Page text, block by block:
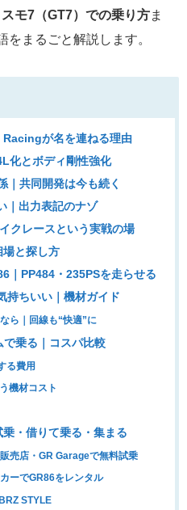
モ7（GT7）での乗り方ま
をまるごと解説します。
が名を連ねる理由
化とボディ剛性強化
｜共同開発は今も続く
｜出力表記のナゾ
クレースという実戦の場
場と探し方
｜PP484・235PSを走らせる
持ちいい｜機材ガイド
ら｜回線も“快適”に
乗る｜コスパ比較
る費用
機材コスト
・借りて乗る・集まる
売店・GR Garageで無料試乗
ーでGR86をレンタル
STYLE